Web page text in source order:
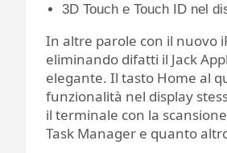
3D Touch e Touch ID nel
In altre parole con il nuovo
eliminando difatti il Jack
elegante. Il tasto Home al
funzionalità nel display
il terminale con la
Task Manager e quanto